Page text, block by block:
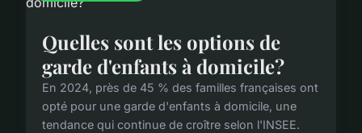
Quelles sont les options de
garde d'enfants à domicile?
En 2024, près de 45 % des familles françaises ont
opté pour une garde d'enfants à domicile, une
tendance qui continue de croître selon l'INSEE.